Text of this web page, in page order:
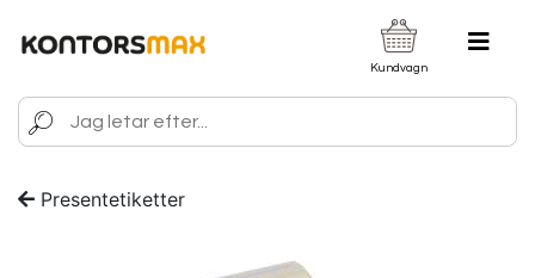
Kundvagn
Presentetiketter